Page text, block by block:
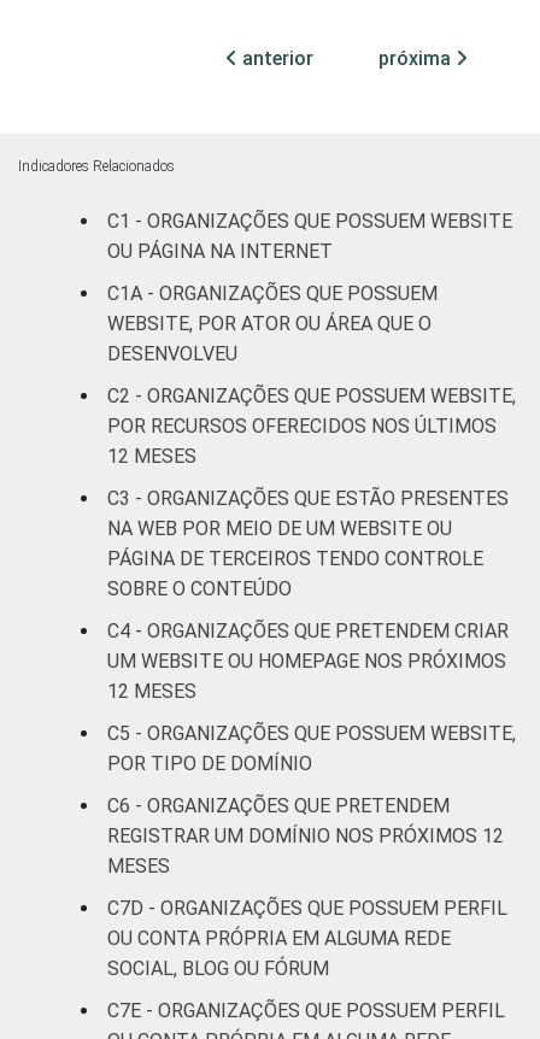
Cultura e
39
Desenvolvimento
e defesa de
direitos
Saúde e
assistência
42 53
Outros 39
Fonte: CGI.br/NIC.br, Centro Regional de
Sociedade da Informação (Cetic.br),
Pesquisa sobre o uso das Tecnologias de
Informação e Comunicação nas organizações
sem fins lucrativos brasileiras - TIC
Organizações Sem Fins Lucrativos 2016
anterior próxima
Indicadores Relacionados
C1 - ORGANIZAÇÕES QUE POSSUEM WEBSITE
OU PÁGINA NA INTERNET
C1A - ORGANIZAÇÕES QUE POSSUEM
WEBSITE, POR ATOR OU ÁREA QUE O
DESENVOLVEU
C2 - ORGANIZAÇÕES QUE POSSUEM WEBSITE,
POR RECURSOS OFERECIDOS NOS ÚLTIMOS
12 MESES
C3 - ORGANIZAÇÕES QUE ESTÃO PRESENTES
NA WEB POR MEIO DE UM WEBSITE OU
PÁGINA DE TERCEIROS TENDO CONTROLE
SOBRE O CONTEÚDO
C4 - ORGANIZAÇÕES QUE PRETENDEM CRIAR
UM WEBSITE OU HOMEPAGE NOS PRÓXIMOS
12 MESES
C5 - ORGANIZAÇÕES QUE POSSUEM WEBSITE,
POR TIPO DE DOMÍNIO
C6 - ORGANIZAÇÕES QUE PRETENDEM
REGISTRAR UM DOMÍNIO NOS PRÓXIMOS 12
MESES
C7D - ORGANIZAÇÕES QUE POSSUEM PERFIL
OU CONTA PRÓPRIA EM ALGUMA REDE
SOCIAL, BLOG OU FÓRUM
C7E - ORGANIZAÇÕES QUE POSSUEM PERFIL